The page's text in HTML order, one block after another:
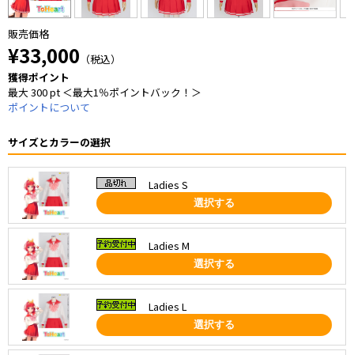
販売価格
¥33,000 （税込）
獲得ポイント
最大 300 pt ＜最大1％ポイントバック！＞
ポイントについて
サイズとカラーの選択
Ladies S
選択する
Ladies M
選択する
Ladies L
選択する